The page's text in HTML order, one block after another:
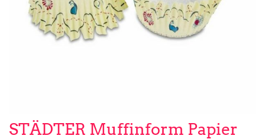
STÄDTER Muffinform Papier